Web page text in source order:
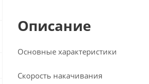
Описание
Основные характеристики
Скорость накачивания